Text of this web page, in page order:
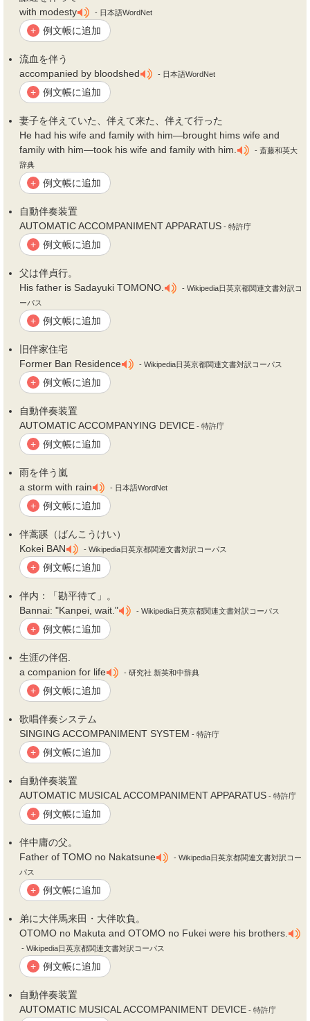
with modesty
- 日本語WordNet
+ 例文帳に追加
流血を伴う
accompanied by bloodshed
- 日本語WordNet
+ 例文帳に追加
妻子を伴えていた、 伴えて来た、 伴えて行った
He had his wife and family with him―brought hims wife and
family with him―took his wife and family with him.
- 斎藤和英大
辞典
+ 例文帳に追加
自動伴奏装置
AUTOMATIC ACCOMPANIMENT APPARATUS - 特許庁
+ 例文帳に追加
父は伴貞行。
His father is Sadayuki TOMONO.
- Wikipedia日英京都関連文書対訳コ
ーパス
+ 例文帳に追加
旧伴家住宅
Former Ban Residence
- Wikipedia日英京都関連文書対訳コーパス
+ 例文帳に追加
自動伴奏装置
AUTOMATIC ACCOMPANYING DEVICE - 特許庁
+ 例文帳に追加
雨を伴う嵐
a storm with rain
- 日本語WordNet
+ 例文帳に追加
伴蒿蹊（ばんこうけい）
Kokei BAN
- Wikipedia日英京都関連文書対訳コーパス
+ 例文帳に追加
伴内：「勘平待て」。
Bannai: "Kanpei, wait."
- Wikipedia日英京都関連文書対訳コーパス
+ 例文帳に追加
生涯の伴侶.
a companion for life
- 研究社 新英和中辞典
+ 例文帳に追加
歌唱伴奏システム
SINGING ACCOMPANIMENT SYSTEM - 特許庁
+ 例文帳に追加
自動伴奏装置
AUTOMATIC MUSICAL ACCOMPANIMENT APPARATUS - 特許庁
+ 例文帳に追加
伴中庸の父。
Father of TOMO no Nakatsune
- Wikipedia日英京都関連文書対訳コー
パス
+ 例文帳に追加
弟に大伴馬来田・大伴吹負。
OTOMO no Makuta and OTOMO no Fukei were his brothers.
- Wikipedia日英京都関連文書対訳コーパス
+ 例文帳に追加
自動伴奏装置
AUTOMATIC MUSICAL ACCOMPANIMENT DEVICE - 特許庁